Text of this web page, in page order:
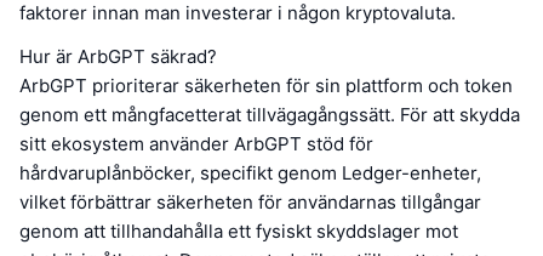
faktorer innan man investerar i någon kryptovaluta.
Hur är ArbGPT säkrad?
ArbGPT prioriterar säkerheten för sin plattform och token
genom ett mångfacetterat tillvägagångssätt. För att skydda
sitt ekosystem använder ArbGPT stöd för
hårdvaruplånböcker, specifikt genom Ledger-enheter,
vilket förbättrar säkerheten för användarnas tillgångar
genom att tillhandahålla ett fysiskt skyddslager mot